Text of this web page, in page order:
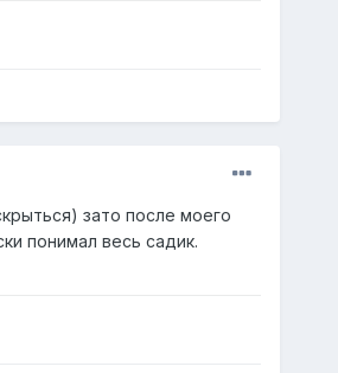
зато после моего
понимал весь садик.